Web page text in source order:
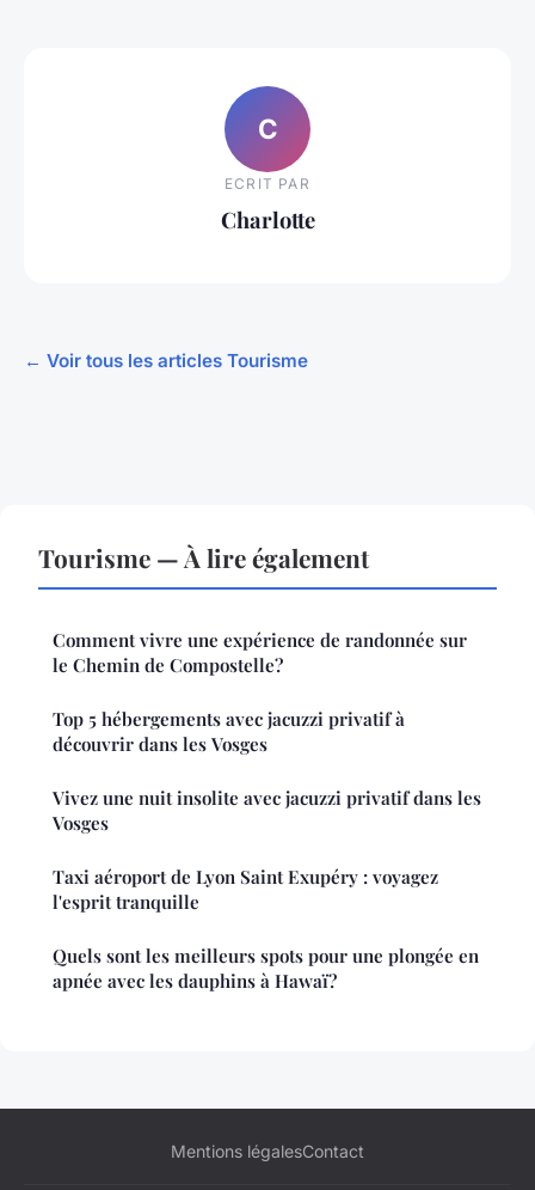
C
ECRIT PAR
Charlotte
← Voir tous les articles Tourisme
Tourisme — À lire également
Comment vivre une expérience de randonnée sur
le Chemin de Compostelle?
Top 5 hébergements avec jacuzzi privatif à
découvrir dans les Vosges
Vivez une nuit insolite avec jacuzzi privatif dans les
Vosges
Taxi aéroport de Lyon Saint Exupéry : voyagez
l'esprit tranquille
Quels sont les meilleurs spots pour une plongée en
apnée avec les dauphins à Hawaï?
Mentions légalesContact